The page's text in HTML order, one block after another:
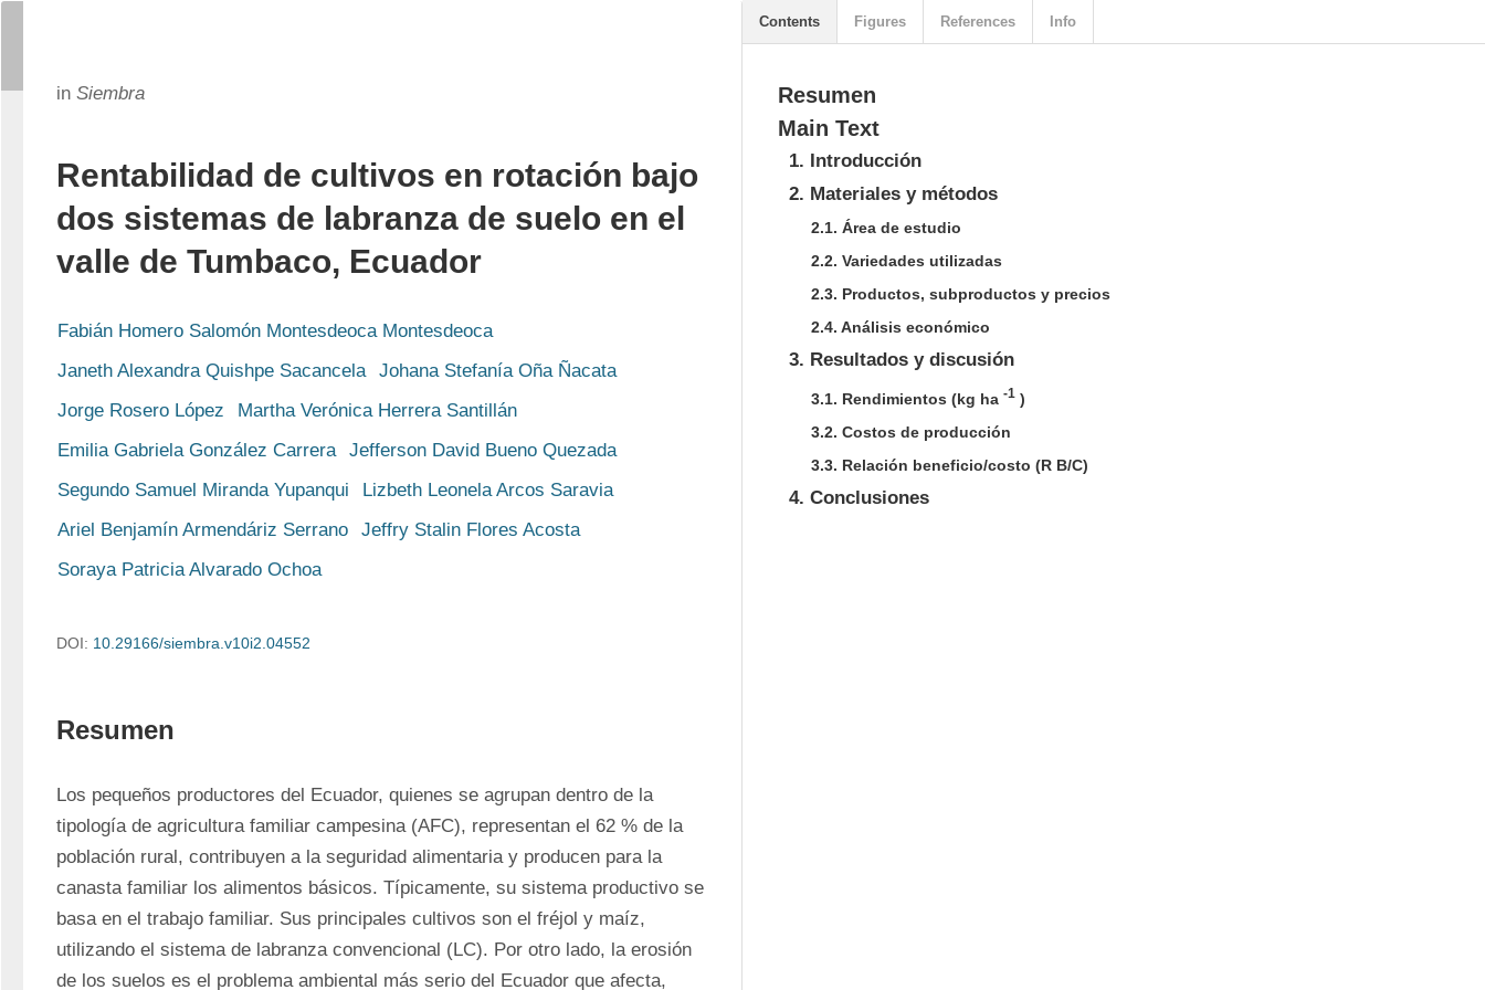
in Siembra
Rentabilidad de cultivos en rotación bajo
dos sistemas de labranza de suelo en el
valle de Tumbaco, Ecuador
Fabián Homero Salomón Montesdeoca Montesdeoca
Janeth Alexandra Quishpe Sacancela
Johana Stefanía Oña Ñacata
Jorge Rosero López
Martha Verónica Herrera Santillán
Emilia Gabriela González Carrera
Jefferson David Bueno Quezada
Segundo Samuel Miranda Yupanqui
Lizbeth Leonela Arcos Saravia
Ariel Benjamín Armendáriz Serrano
Jeffry Stalin Flores Acosta
Soraya Patricia Alvarado Ochoa
DOI: 10.29166/siembra.v10i2.04552
Resumen
Los pequeños productores del Ecuador, quienes se agrupan dentro de la
tipología de agricultura familiar campesina (AFC), representan el 62 % de la
población rural, contribuyen a la seguridad alimentaria y producen para la
canasta familiar los alimentos básicos. Típicamente, su sistema productivo se
basa en el trabajo familiar. Sus principales cultivos son el fréjol y maíz,
utilizando el sistema de labranza convencional (LC). Por otro lado, la erosión
de los suelos es el problema ambiental más serio del Ecuador que afecta,
Resumen
Main Text
1. Introducción
2. Materiales y métodos
2.1. Área de estudio
2.2. Variedades utilizadas
2.3. Productos, subproductos y precios
2.4. Análisis económico
3. Resultados y discusión
3.1. Rendimientos (kg ha -1 )
3.2. Costos de producción
3.3. Relación beneficio/costo (R B/C)
4. Conclusiones
Contents Figures References Info